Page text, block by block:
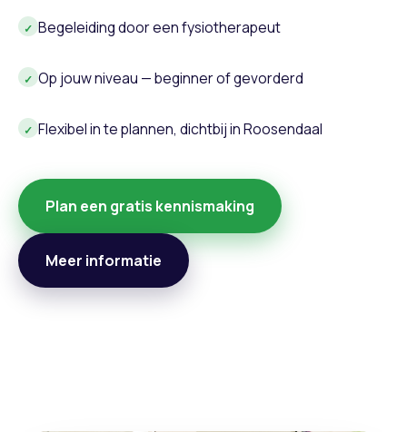
✓ Begeleiding door een fysiotherapeut
✓ Op jouw niveau — beginner of gevorderd
✓ Flexibel in te plannen, dichtbij in Roosendaal
Plan een gratis kennismaking
Meer informatie